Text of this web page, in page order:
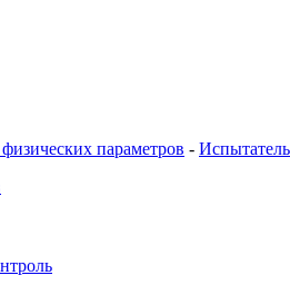
параметров -